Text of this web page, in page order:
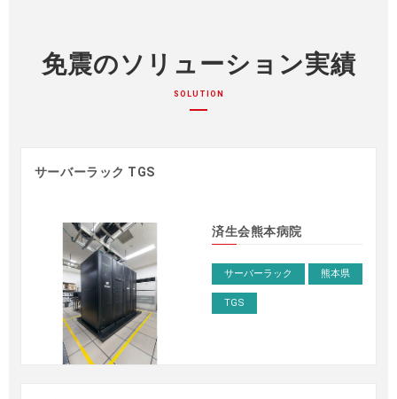
免震のソリューション実績
SOLUTION
サーバーラック TGS
済生会熊本病院
サーバーラック 熊本県
TGS